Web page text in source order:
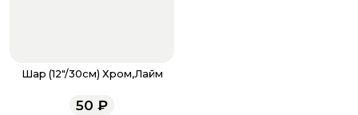
Шар (12"/30см) Хром,Лайм
50 ₽